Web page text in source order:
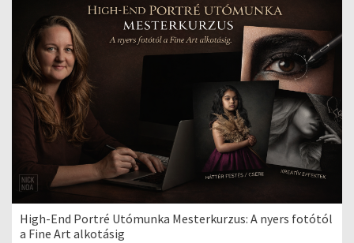
High-End Portré Utómunka Mesterkurzus: A nyers fotótól
a Fine Art alkotásig